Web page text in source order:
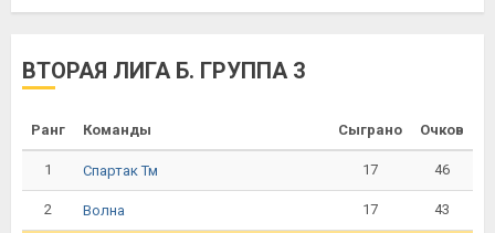
ВТОРАЯ ЛИГА Б. ГРУППА 3
Ранг Команды Сыграно Очков
1 Спартак Тм 17 46
2 Волна 17 43